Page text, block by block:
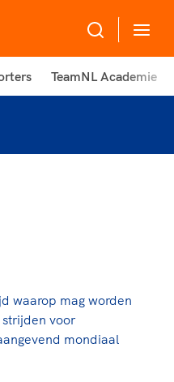
sport
TeamNL Academie
waarop mag worden
voor
mondiaal